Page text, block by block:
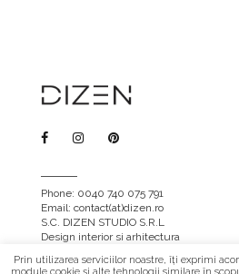
Phone: 0040 740 075 791
Email: contact(at)dizen.ro
S.C. DIZEN STUDIO S.R.L
Design interior si arhitectura
Prin utilizarea serviciilor noastre, îți exprimi
module cookie și alte tehnologii similare în